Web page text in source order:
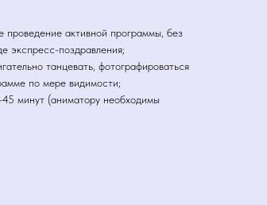
проведение активной программы, без
экспресс-поздравления;
танцевать, фотографироваться
по мере видимости;
минут (аниматору необходимы